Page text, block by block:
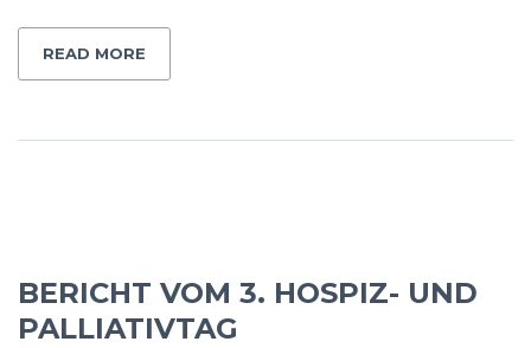
READ MORE
BERICHT VOM 3. HOSPIZ- UND
PALLIATIVTAG